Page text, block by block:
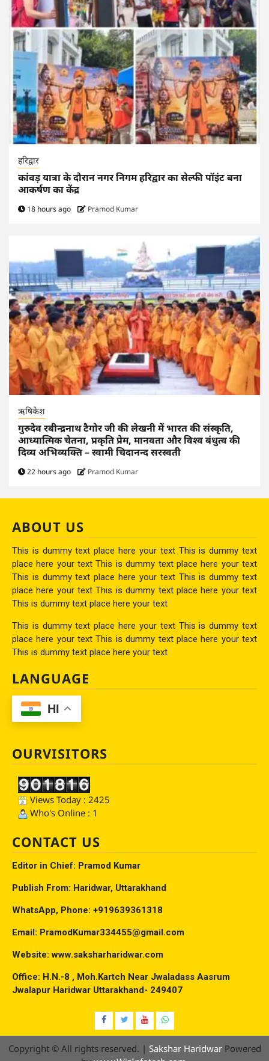
हरिद्वार
कांवड़ यात्रा के दौरान नगर निगम हरिद्वार का सेल्फी पॉइंट बना
आकर्षण का केंद्र
18 hours ago Pramod Kumar
ऋषिकेश
गुरुदेव रबीन्द्रनाथ टैगोर जी की लेखनी में भारत की संस्कृति,
आध्यात्मिक चेतना, प्रकृति प्रेम, मानवता और विश्व बंधुत्व की
दिव्य अभिव्यक्ति – स्वामी चिदानन्द सरस्वती
22 hours ago Pramod Kumar
ABOUT US
This is dummy text place here your text This is dummy text
place here your text This is dummy text place here your text
This is dummy text place here your text This is dummy text
place here your text This is dummy text place here your text
This is dummy text place here your text
This is dummy text place here your text This is dummy text
place here your text This is dummy text place here your text
This is dummy text place here your text
LANGUAGE
HI
OURVISITORS
Views Today : 2425
Who's Online : 1
CONTACT US
Editor in Chief: Pramod Kumar
Publish From: Haridwar, Uttarakhand
WhatsApp, Phone: +919639361318
Email: PramodKumar334455@gmail.com
Website: www.saksharharidwar.com
Office: H.N.-8 , Moh.Kartch Near Jwaladass Aasrum
Jwalapur Haridwar Uttarakhand- 249407
Facebook
TwitterYouTubeWhatsap
Copyright © All rights reserved. | Sakshar HaridwarPowered